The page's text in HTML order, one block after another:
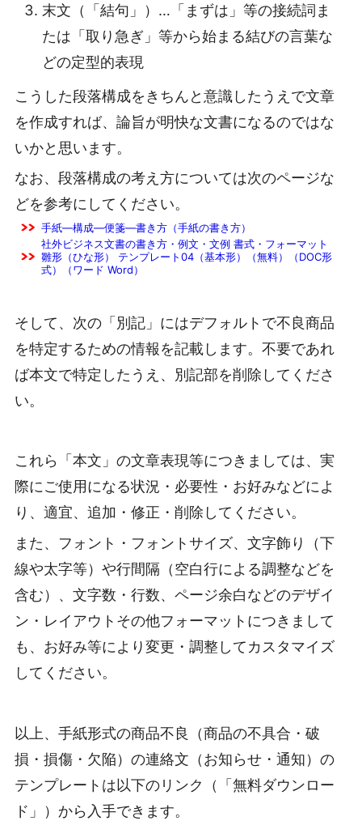
末文（「結句」）…「まずは」等の接続詞ま
たは「取り急ぎ」等から始まる結びの言葉な
どの定型的表現
こうした段落構成をきちんと意識したうえで文章
を作成すれば、論旨が明快な文書になるのではな
いかと思います。
なお、段落構成の考え方については次のページな
どを参考にしてください。
手紙―構成―便箋―書き方（手紙の書き方）
社外ビジネス文書の書き方・例文・文例 書式・フォーマット
雛形（ひな形） テンプレート04（基本形）（無料）（DOC形
式）（ワード Word）
そして、次の「別記」にはデフォルトで不良商品
を特定するための情報を記載します。不要であれ
ば本文で特定したうえ、別記部を削除してくださ
い。
これら「本文」の文章表現等につきましては、実
際にご使用になる状況・必要性・お好みなどによ
り、適宜、追加・修正・削除してください。
また、フォント・フォントサイズ、文字飾り（下
線や太字等）や行間隔（空白行による調整などを
含む）、文字数・行数、ページ余白などのデザイ
ン・レイアウトその他フォーマットにつきまして
も、お好み等により変更・調整してカスタマイズ
してください。
以上、手紙形式の商品不良（商品の不具合・破
損・損傷・欠陥）の連絡文（お知らせ・通知）の
テンプレートは以下のリンク（「無料ダウンロー
ド」）から入手できます。